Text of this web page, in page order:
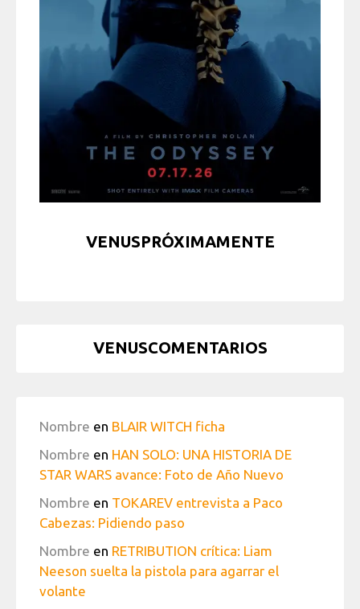
VENUSPRÓXIMAMENTE
VENUSCOMENTARIOS
Nombre en BLAIR WITCH ficha
Nombre en HAN SOLO: UNA HISTORIA DE
STAR WARS avance: Foto de Año Nuevo
Nombre en TOKAREV entrevista a Paco
Cabezas: Pidiendo paso
Nombre en RETRIBUTION crítica: Liam
Neeson suelta la pistola para agarrar el
volante